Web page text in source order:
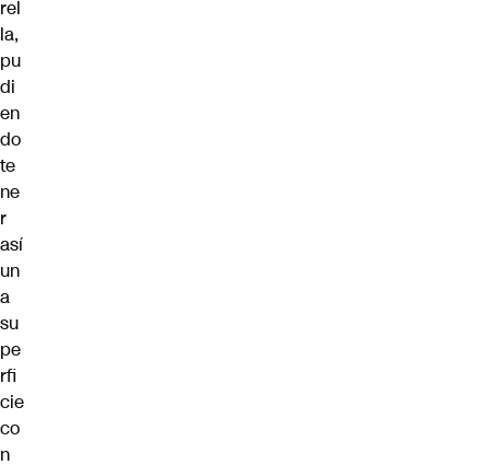
rel
la,
pu
di
en
do
te
ne
r
así
un
a
su
pe
rfi
cie
co
n